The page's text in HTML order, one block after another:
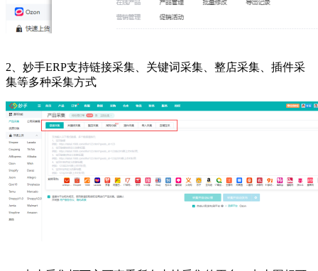
2、妙手ERP支持链接采集、关键词采集、整店采集、插件采
集等多种采集方式